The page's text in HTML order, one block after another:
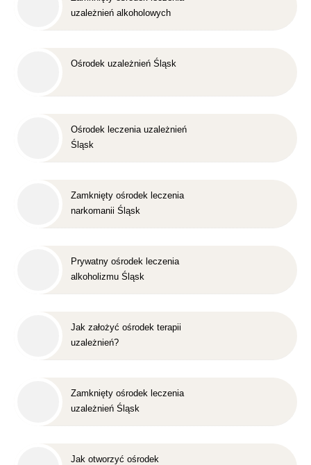
uzależnień alkoholowych
Ośrodek uzależnień Śląsk
Ośrodek leczenia uzależnień
Śląsk
Zamknięty ośrodek leczenia
narkomanii Śląsk
Prywatny ośrodek leczenia
alkoholizmu Śląsk
Jak założyć ośrodek terapii
uzależnień?
Zamknięty ośrodek leczenia
uzależnień Śląsk
Jak otworzyć ośrodek